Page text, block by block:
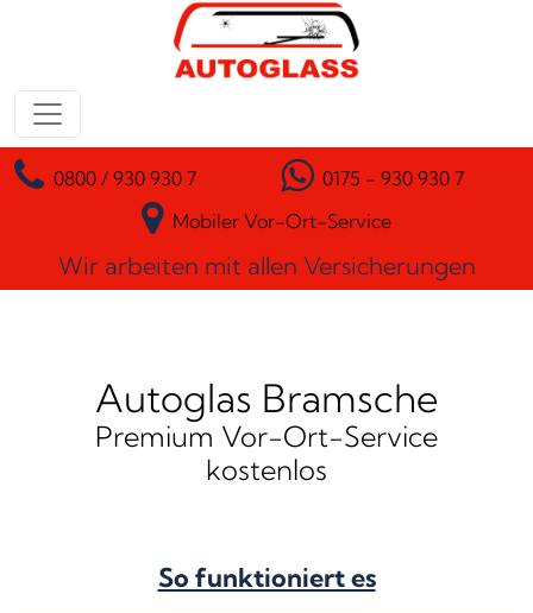
Zum Inhalt springen
Hauptnavigation
0800 / 930 930 7
0175 - 930 930 7
Mobiler Vor-Ort-Service
Wir arbeiten mit allen Versicherungen
Autoglas Bramsche
Premium Vor-Ort-Service
kostenlos
So funktioniert es